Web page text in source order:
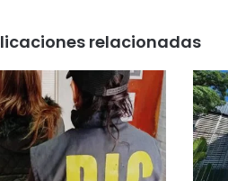
relacionadas